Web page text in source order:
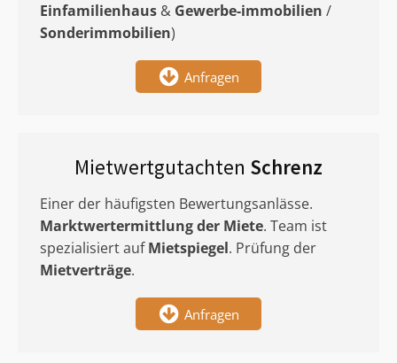
Einfamilienhaus & Gewerbe-immobilien /
Sonderimmobilien)
Anfragen
Mietwertgutachten Schrenz
Einer der häufigsten Bewertungsanlässe.
Marktwertermittlungder Miete. Team ist
spezialisiert aufMietspiegel. Prüfung der
Mietverträge.
Anfragen